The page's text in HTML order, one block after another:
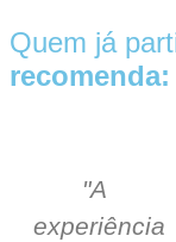
Quem já
recomenda:
"A
experiência